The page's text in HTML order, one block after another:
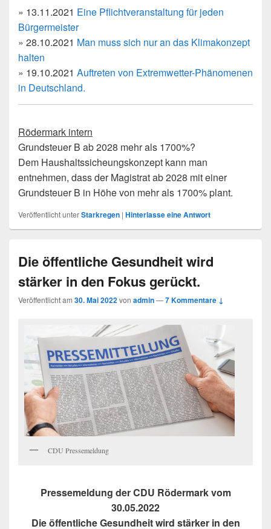
» 13.11.2021 Eine Pflichtveranstaltung für jeden
Bürgermeister
» 28.10.2021 Man muss sich nur an das Klimakonzept
halten
» 19.10.2021 Auftreten von Extremwetter-Phänomenen
in Deutschland.
Rödermark intern
Grundsteuer B ab 2028 mehr als 1700%?
Dem Haushaltssicheungskonzept kann man
entnehmen, dass der Magistrat ab 2028 mit einer
Grundsteuer B in Höhe von mehr als 1700% plant.
Veröffentlicht unterStarkregen | Hinterlasse eine Antwort
Die öffentliche Gesundheit wird
stärker in den Fokus gerückt.
Veröffentlicht am 30. Mai 2022von admin—7 Kommentare ↓
CDU Pressemeldung
Pressemeldung der CDU Rödermark vom
30.05.2022
Die öffentliche Gesundheit wird stärker in den